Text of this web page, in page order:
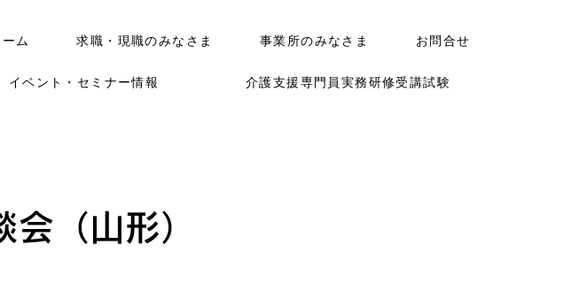
ム 求職・現職のみなさま 事業所のみなさま お問合せ
イベント・セミナー情報 介護支援専門員実務研修受講試験
（山形）